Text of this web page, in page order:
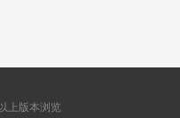
上版本浏览